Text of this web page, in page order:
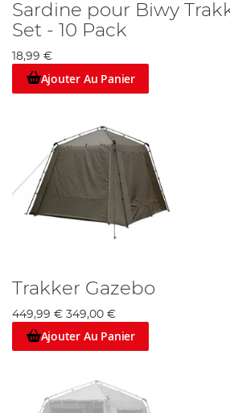
Sardine pour Biwy
Set - 10 Pack
18,99 €
Ajouter Au Panier
Trakker Gazebo
449,99 € 349,00 €
Ajouter Au Panier